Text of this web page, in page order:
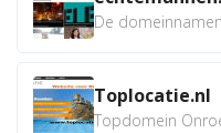
Toplocatie.nl